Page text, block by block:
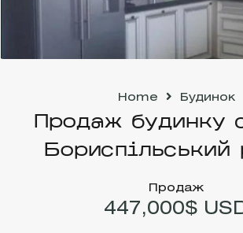
Home Будинок
Продаж будинку
Бориспільський
Продаж
447,000$